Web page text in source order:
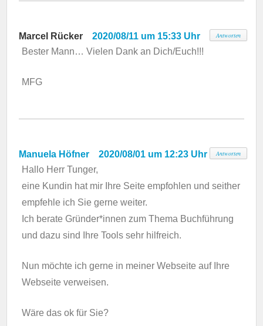
Marcel Rücker
2020/08/11 um 15:33 Uhr
Bester Mann… Vielen Dank an Dich/Euch!!!
MFG
Antworten
Manuela Höfner
2020/08/01 um 12:23 Uhr
Hallo Herr Tunger,
eine Kundin hat mir Ihre Seite empfohlen und seither
empfehle ich Sie gerne weiter.
Ich berate Gründer*innen zum Thema Buchführung
und dazu sind Ihre Tools sehr hilfreich.
Nun möchte ich gerne in meiner Webseite auf Ihre
Webseite verweisen.
Wäre das ok für Sie?
Antworten